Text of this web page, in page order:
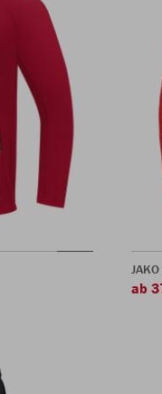
ab